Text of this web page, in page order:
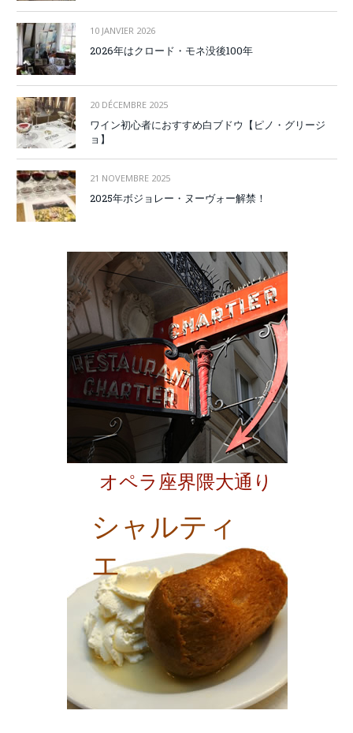
10 JANVIER 2026
2026年はクロード・モネ没後100年
20 DÉCEMBRE 2025
ワイン初心者におすすめ白ブドウ【ピノ・グリージ
ョ】
21 NOVEMBRE 2025
2025年ボジョレー・ヌーヴォー解禁！
シャルティ
エ
オペラ座界隈大通り